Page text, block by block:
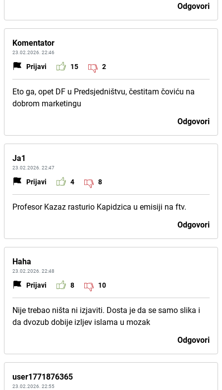
Odgovori
Komentator
23.02.2026. 22:46
Prijavi 15 2
Eto ga, opet DF u Predsjedništvu, čestitam čoviću na
dobrom marketingu
Odgovori
Ja1
23.02.2026. 22:47
Prijavi 4 8
Profesor Kazaz rasturio Kapidzica u emisiji na ftv.
Odgovori
Haha
23.02.2026. 22:48
Prijavi 8 10
Nije trebao ništa ni izjaviti. Dosta je da se samo slika i
da dvozub dobije izljev islama u mozak
Odgovori
user1771876365
23.02.2026. 22:55